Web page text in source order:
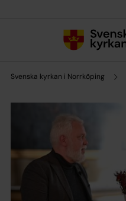
Svenska kyrkan i Norrköping